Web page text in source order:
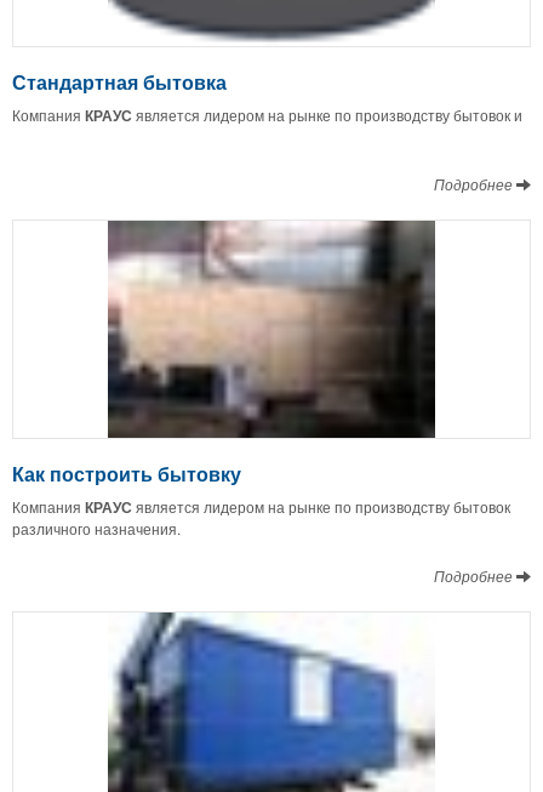
Стандартная бытовка
Компания КРАУС является лидером на рынке по производству бытовок и
Подробнее
Как построить бытовку
Компания КРАУС является лидером на рынке по производству бытовок
различного назначения.
Подробнее